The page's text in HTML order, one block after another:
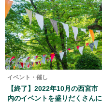
イベント・催し
【終了】2022年10月の西宮市
内のイベントを盛りだくさんに